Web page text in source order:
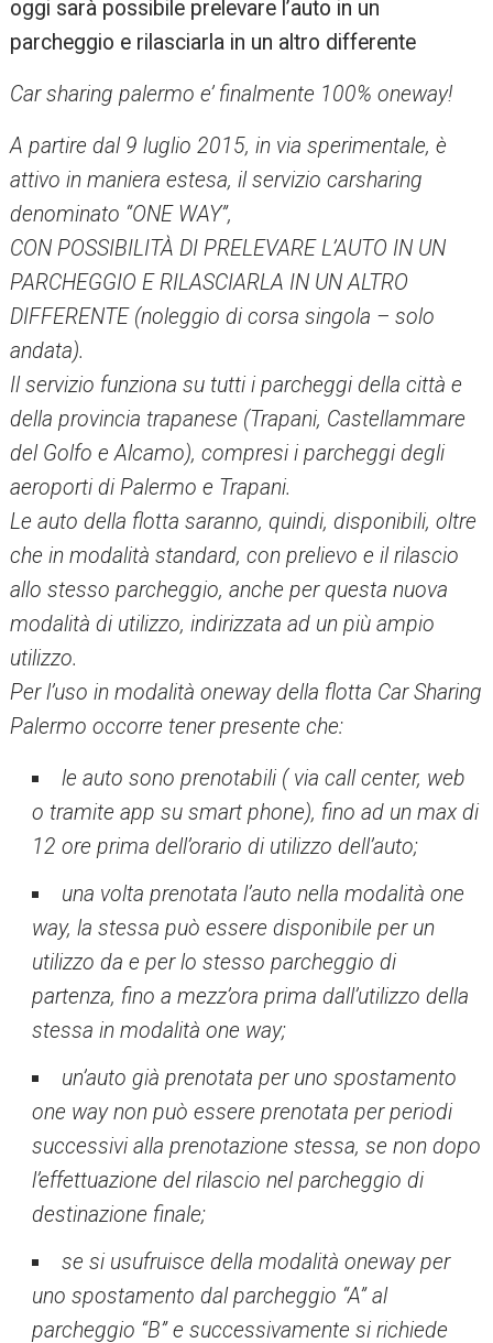
oggi sarà possibile prelevare l’auto in un
parcheggio e rilasciarla in un altro differente
Car sharing palermo e’ finalmente 100% oneway!
A partire dal 9 luglio 2015, in via sperimentale, è
attivo in maniera estesa, il servizio carsharing
denominato “ONE WAY”,
CON POSSIBILITÀ DI PRELEVARE L’AUTO IN UN
PARCHEGGIO E RILASCIARLA IN UN ALTRO
DIFFERENTE (noleggio di corsa singola – solo
andata).
Il servizio funziona su tutti i parcheggi della città e
della provincia trapanese (Trapani, Castellammare
del Golfo e Alcamo), compresi i parcheggi degli
aeroporti di Palermo e Trapani.
Le auto della flotta saranno, quindi, disponibili, oltre
che in modalità standard, con prelievo e il rilascio
allo stesso parcheggio, anche per questa nuova
modalità di utilizzo, indirizzata ad un più ampio
utilizzo.
Per l’uso in modalità oneway della flotta Car Sharing
Palermo occorre tener presente che:
le auto sono prenotabili ( via call center, web
o tramite app su smart phone), fino ad un max di
12 ore prima dell’orario di utilizzo dell’auto;
una volta prenotata l’auto nella modalità one
way, la stessa può essere disponibile per un
utilizzo da e per lo stesso parcheggio di
partenza, fino a mezz’ora prima dall’utilizzo della
stessa in modalità one way;
un’auto già prenotata per uno spostamento
one way non può essere prenotata per periodi
successivi alla prenotazione stessa, se non dopo
l’effettuazione del rilascio nel parcheggio di
destinazione finale;
se si usufruisce della modalità oneway per
uno spostamento dal parcheggio “A” al
parcheggio “B” e successivamente si richiede